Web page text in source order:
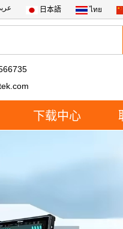
日本語 ไทย
下载中心